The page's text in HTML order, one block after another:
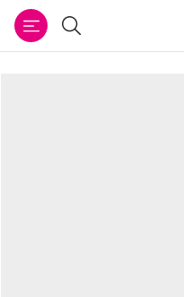
Cercar